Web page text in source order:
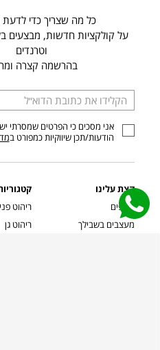
כל מה שצריך כדי לדעת
על קולקציות חדשות, מבצעים
וטרנדים
בהרשמה קצרה
הכניסו
כתובת
דוא”לאני מסכים כי הפרטים שמסרתי
הודעות/תכן שיווקיות כמפורט ב
קצת עלינו
סניפים
מעצבים בשבילך
ריהוט
ריהוט גן